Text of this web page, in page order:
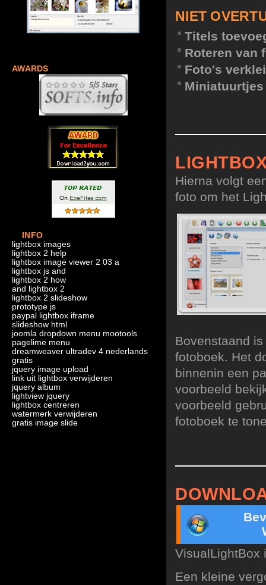
AWARDS
INFO
lightbox images
lightbox 2 help
lightbox image viewer 2 03 a
lightbox js and
lightbox 2 how
and lightbox 2
lightbox 2 slideshow
prototype js
paypal lightbox iframe
slideshow html
joomla dropdown menu mootools
pagelime menu
dreamweaver ultradev 4 nederlands
gratis
jquery image upload
link uit lightbox verwijderen
jquery album
lightview jquery
lightbox centreren
watermerk verwijderen
gratis image slide
NIET
Titels
Roteren van
Foto's
Hierna volgt
foto om het
Bovenstaand
fotoboek. Het
binnenin een
voorbeeld
voorbeeld
fotoboek te
VisualLightBox
Een kleine